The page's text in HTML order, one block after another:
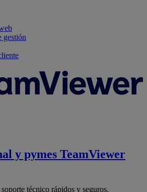
gestión
y pymes TeamViewer
técnico rápidos y seguros.